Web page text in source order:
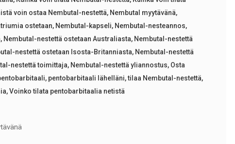
voin ostaa Nembutal-nestettä, Nembutal myytävänä,
ostetaan, Nembutal-kapseli, Nembutal-nesteannos,
, Nembutal-nestettä ostetaan Australiasta, Nembutal-nestettä
nestettä ostetaan Isosta-Britanniasta, Nembutal-nestettä
nestettä toimittaja, Nembutal-nestettä yliannostus, Osta
, pentobarbitaali lähelläni,tilaa Nembutal-nestettä,
,Voinko tilata pentobarbitaalia netistä